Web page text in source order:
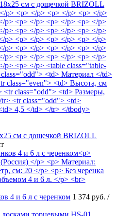
см с дощечкой BRIZOLL
4 и 6 л с черенком 1 374 руб. /